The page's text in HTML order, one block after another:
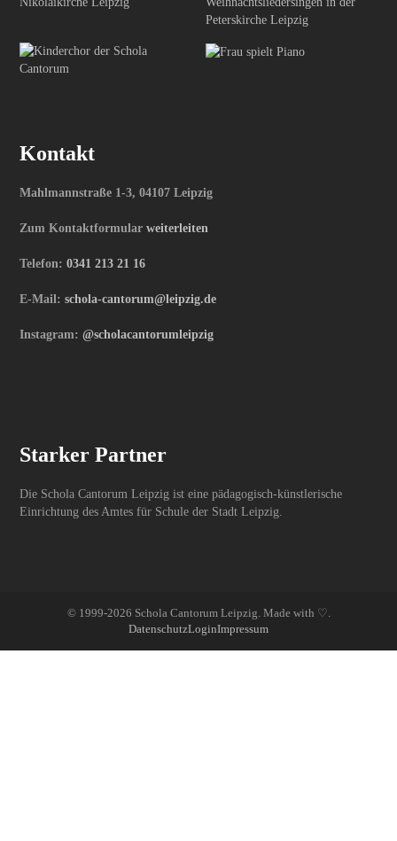
Kontakt
Mahlmannstraße 1-3, 04107 Leipzig
Zum Kontaktformularweiterleiten
Telefon: 0341 213 21 16
E-Mail: schola-cantorum@leipzig.de
Instagram: @scholacantorumleipzig
Starker Partner
Die Schola Cantorum Leipzig ist eine pädagogisch-künstlerische
Einrichtung des Amtes für Schule der Stadt Leipzig.
© 1999-2026 Schola Cantorum Leipzig. Made with ♡.
DatenschutzLoginImpressum